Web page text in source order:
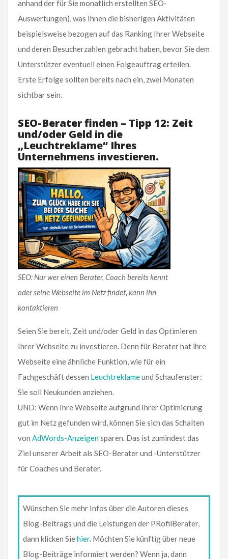
anhand der für Sie monatlich erstellten SEO-
Auswertungen), was Ihnen die bisherigen Aktivitäten
beispielsweise bezogen auf das Ranking Ihrer Webseite
und deren Besucherzahlen gebracht haben, bevor Sie dem
Unterstützer eventuell einen Folgeauftrag erteilen.
Erste Erfolge sollten bereits nach ein, zwei Monaten
sichtbar sein.
SEO-Berater finden – Tipp 12: Zeit
und/oder Geld in die
„Leuchtreklame“ Ihres
Unternehmens investieren.
SEO: Nur wer einen Berater, Coach bereits kennt
oder seine Webseite im Netz findet, kann ihn
kontaktieren
Seien Sie bereit, Zeit und/oder Geld in das Optimieren
Ihrer Webseite zu investieren. Denn für Berater hat ihre
Webseite eine ähnliche Funktion, wie für ein
Fachgeschäft dessen Leuchtreklameund Schaufenster:
Sie soll Neukunden anziehen.
UND: Wenn Ihre Webseite aufgrund Ihrer Optimierung
gut im Netz gefunden wird, können Sie sich das Schalten
von AdWords-Anzeigensparen. Das ist zumindest das
Ziel unserer Arbeit als SEO-Berater und -Unterstützer
für Coaches und Berater.
Wünschen Sie mehr Infos über die Autoren dieses
Blog-Beitrags und die Leistungen der PRofilBerater,
dann klicken Siehier. Möchten Sie künftig über neue
Blog-Beiträge informiert werden? Wenn ja, dann